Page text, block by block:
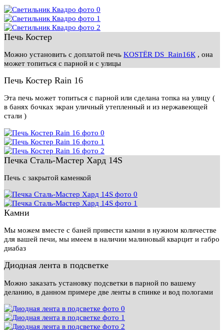
Печь Костер
Можно установить с доплатой печь KOSTЁR DS_Rain16К , она
может топиться с парной и с улицы
Печь Костер Rain 16
Эта печь может топиться с парной или сделана топка на улицу (
в банях бочках экран уличный утепленный и из нержавеющей
стали )
Печка Сталь-Мастер Хард 14S
Печь с закрытой каменкой
Камни
Мы можем вместе с баней привести камни в нужном количестве
для вашей печи, мы имеем в наличии малиновый кварцит и габро
диабаз
Диодная лента в подсветке
Можно заказать установку подсветки в парной по вашему
деланию, в данном примере две ленты в спинке и вод пологами